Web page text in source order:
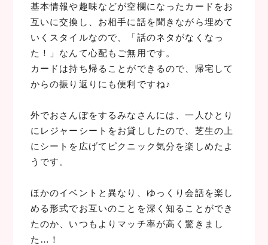
基本情報や趣味などが空欄になったカードをお
互いに交換し、お相手に話を聞きながら埋めて
いくスタイルなので、「話のネタがなくなっ
た！」なんて心配もご無用です。
カードは持ち帰ることができるので、帰宅して
からの振り返りにも便利ですね♪
外でおさんぽをするみなさんには、一人ひとり
にレジャーシートをお貸ししたので、芝生の上
にシートを広げてピクニック気分を楽しめたよ
うです。
ほかのイベントと異なり、ゆっくり会話を楽し
める形式でお互いのことを深く知ることができ
たのか、いつもよりマッチ率が高く驚きまし
た…！